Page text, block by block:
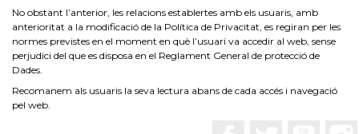
No obstant l’anterior, les relacions establertes amb els usuaris, amb
anterioritat a la modificació de la Política de Privacitat, es regiran per les
normes previstes en el moment en què l’usuari va accedir al web, sense
perjudici del que es disposa en el Reglament General de protecció de
Dades.
Recomanem als usuaris la seva lectura abans de cada accés i navegació
pel web.